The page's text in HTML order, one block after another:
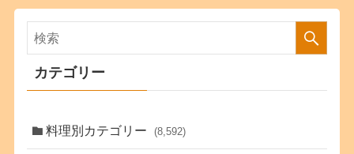
カテゴリー
料理別カテゴリー (8,592)